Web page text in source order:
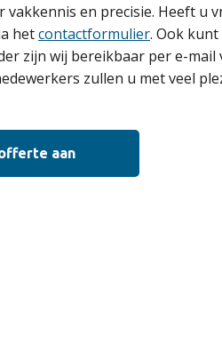
vakkennis en precisie. Heeft u
hetcontactformulier. Ook
zijn wij bereikbaar per e-mail
zullen u met veel
aan